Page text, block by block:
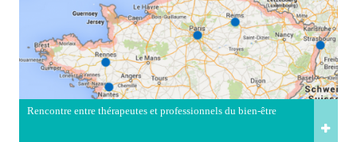
Rencontre entre thérapeutes et professionnels du bien-être